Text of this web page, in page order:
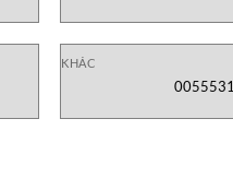
KHÁC
0055531